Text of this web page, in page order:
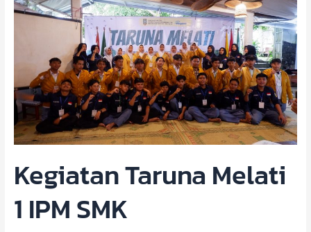
Kegiatan Taruna Melati
1 IPM SMK
Taruna
Muhammadiyah
1
Moyudan
:
kaderisasi
dan
jiwa
kepemimpinan